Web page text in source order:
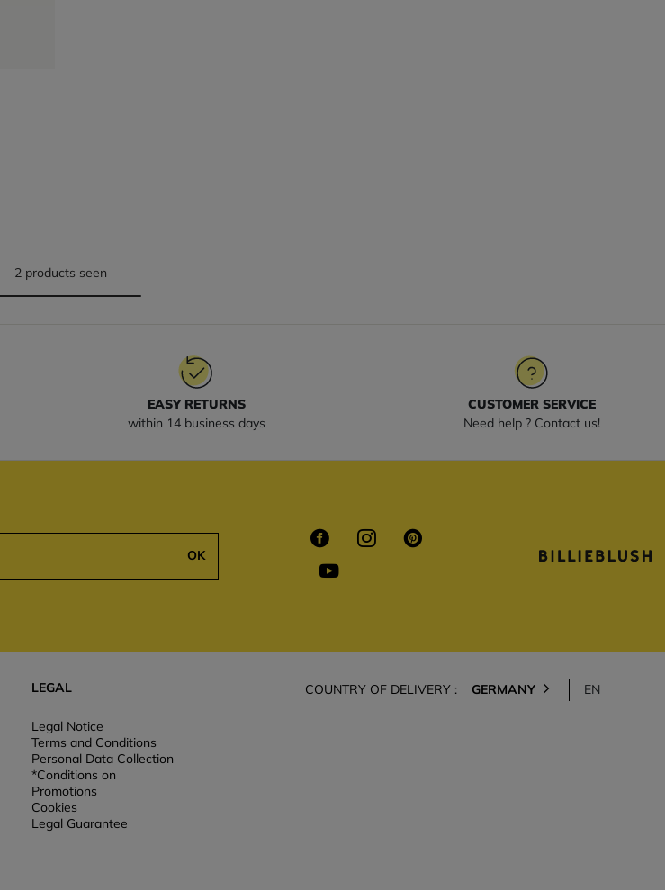
2 products seen
EASY RETURNS
within 14 business days
CUSTOMER SERVICE
Need help ? Contact us!
OK
LEGAL
Legal Notice
Terms and Conditions
Personal Data Collection
*Conditions on
Promotions
Cookies
Legal Guarantee
COUNTRY OF DELIVERY : GERMANY EN